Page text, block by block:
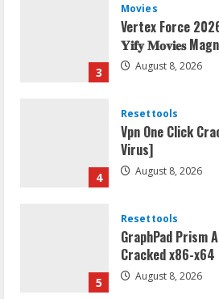
3
Movies
Vertex Force
𝐘𝐢𝐟𝐲 𝐌𝐨𝐯𝐢𝐞𝐬
August 8, 2026
4
Resettools
Vpn One Click
Virus]
August 8, 2026
5
Resettools
GraphPad Prism
Cracked x86-
August 8, 2026